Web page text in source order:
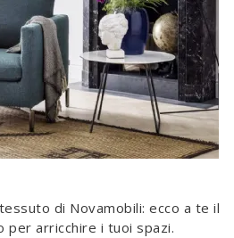
di Novamobili: ecco a te il
per arricchire i tuoi spazi.